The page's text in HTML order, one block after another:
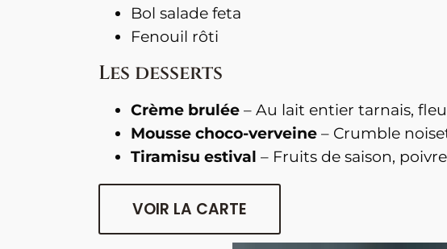
Bol salade feta
Fenouil rôti
Les desserts
Crème brulée – Au lait entier tarnais,
Mousse choco-verveine – Crumble
Tiramisu estival – Fruits de saison,
VOIR LA CARTE